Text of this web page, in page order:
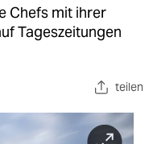
Chefs mit ihrer
Tageszeitungen
teilen